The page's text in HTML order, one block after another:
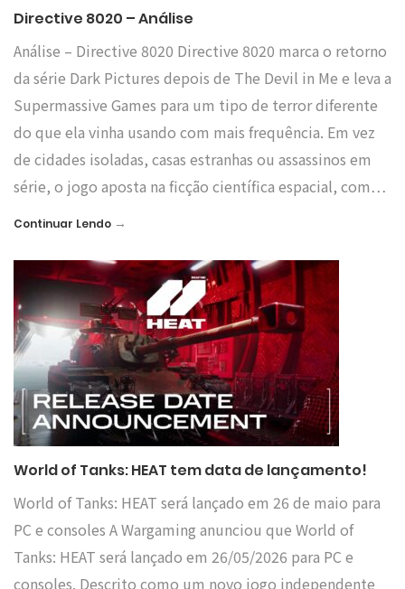
Directive 8020 – Análise
Análise – Directive 8020 Directive 8020 marca o retorno
da série Dark Pictures depois de The Devil in Me e leva a
Supermassive Games para um tipo de terror diferente
do que ela vinha usando com mais frequência. Em vez
de cidades isoladas, casas estranhas ou assassinos em
série, o jogo aposta na ficção científica espacial, com…
Continuar Lendo →
World of Tanks: HEAT tem data de lançamento!
World of Tanks: HEAT será lançado em 26 de maio para
PC e consoles A Wargaming anunciou que World of
Tanks: HEAT será lançado em 26/05/2026 para PC e
consoles. Descrito como um novo jogo independente